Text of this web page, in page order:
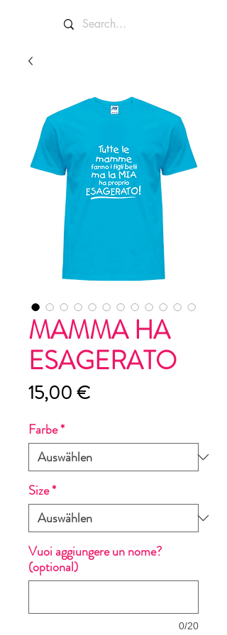
MAMMA HA
ESAGERATO
15,00 €Preis
Farbe*
Size*
Vuoi aggiungere un nome?
(optional)
0/20